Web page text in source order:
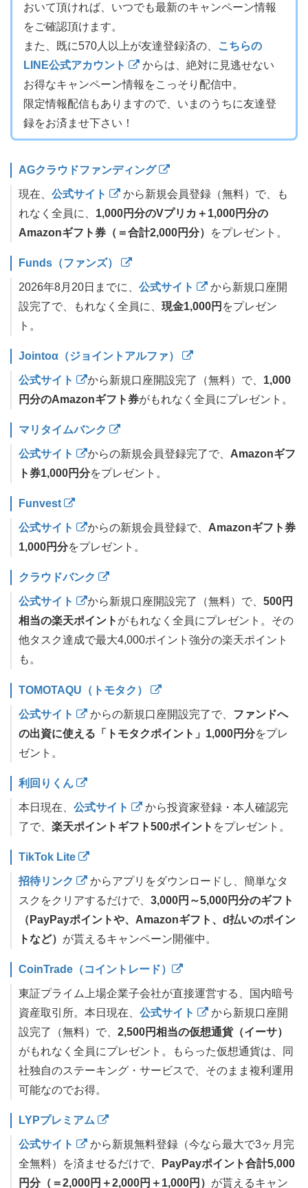
おいて頂ければ、いつでも最新のキャンペーン情報
をご確認頂けます。
また、既に570人以上が友達登録済の、
こちらの
LINE公式アカウント
からは、絶対に見逃せない
お得なキャンペーン情報をこっそり配信中。
限定情報配信もありますので、いまのうちに友達登
録をお済ませ下さい！
AGクラウドファンディング
現在、 公式サイト
から新規会員登録（無料）で、も
れなく全員に、 1,000円分のVプリカ＋1,000円分の
Amazonギフト券（＝合計2,000円分）
をプレゼント。
Funds（ファンズ）
2026年8月20日までに、 公式サイト
から新規口座開
設完了で、もれなく全員に、 現金1,000円 をプレゼン
ト。
Jointoα（ジョイントアルファ）
公式サイト から新規口座開設完了（無料）で、 1,000
円分のAmazonギフト券がもれなく全員にプレゼント。
マリタイムバンク
公式サイト からの新規会員登録完了で、 Amazonギフ
ト券1,000円分をプレゼント。
Funvest
公式サイト からの新規会員登録で、 Amazonギフト券
1,000円分をプレゼント。
クラウドバンク
公式サイト から新規口座開設完了（無料）で、 500円
相当の楽天ポイント がもれなく全員にプレゼント。その
他タスク達成で最大4,000ポイント強分の楽天ポイント
も。
TOMOTAQU（トモタク）
公式サイト からの新規口座開設完了で、 ファンドへ
の出資に使える「トモタクポイント」1,000円分をプレ
ゼント。
利回りくん
本日現在、 公式サイト
から投資家登録・本人確認完
了で、 楽天ポイントギフト500ポイント をプレゼント。
TikTok Lite
招待リンク
からアプリをダウンロードし、簡単なタ
スクをクリアするだけで、 3,000円～5,000円分のギフト
（PayPayポイントや、Amazonギフト、d払いのポイン
トなど） が貰えるキャンペーン開催中。
CoinTrade（コイントレード）
東証プライム上場企業子会社が直接運営する、国内暗号
資産取引所。本日現在、 公式サイト
から新規口座開
設完了（無料）で、 2,500円相当の仮想通貨（イーサ）
がもれなく全員にプレゼント。もらった仮想通貨は、同
社独自のステーキング・サービスで、そのまま複利運用
可能なのでお得。
LYPプレミアム
公式サイト
から新規無料登録（今なら最大で3ヶ月完
全無料）を済ませるだけで、
PayPayポイント合計5,000
円分（＝2,000円＋2,000円＋1,000円） が貰えるキャン